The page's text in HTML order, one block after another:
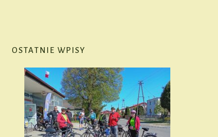
OSTATNIE WPISY